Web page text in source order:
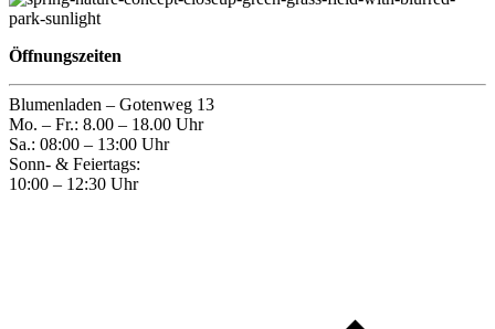
Öffnungszeiten
Blumenladen – Gotenweg 13
Mo. – Fr.: 8.00 – 18.00 Uhr
Sa.: 08:00 – 13:00 Uhr
Sonn- & Feiertags:
10:00 – 12:30 Uhr